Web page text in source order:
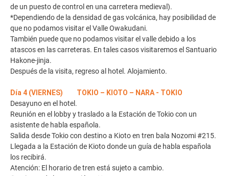
de un puesto de control en una carretera medieval).
*Dependiendo de la densidad de gas volcánica, hay posibilidad de
que no podamos visitar el Valle Owakudani.
También puede que no podamos visitar el valle debido a los
atascos en las carreteras. En tales casos visitaremos el Santuario
Hakone-jinja.
Después de la visita, regreso al hotel. Alojamiento.
Día 4 (VIERNES) TOKIO – KIOTO – NARA - TOKIO
Desayuno en el hotel.
Reunión en el lobby y traslado a la Estación de Tokio con un
asistente de habla española.
Salida desde Tokio con destino a Kioto en tren bala Nozomi #215.
Llegada a la Estación de Kioto donde un guía de habla española
los recibirá.
Atención: El horario de tren está sujeto a cambio.